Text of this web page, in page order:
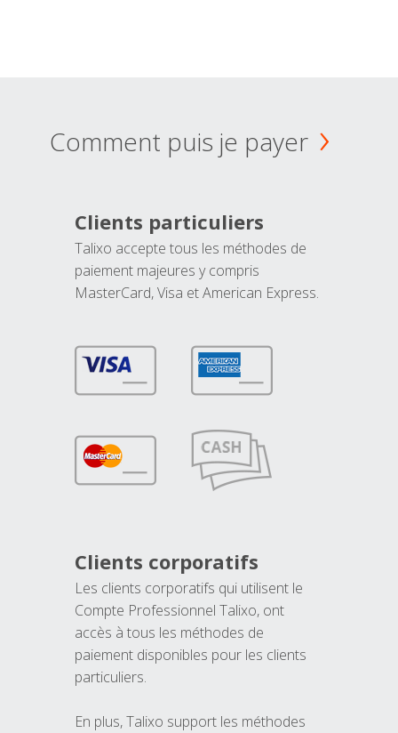
Comment puis je payer
Clients particuliers
Talixo accepte tous les méthodes de
paiement majeures y compris
MasterCard, Visa et American Express.
Clients corporatifs
Les clients corporatifs qui utilisent le
Compte Professionnel Talixo, ont
accès à tous les méthodes de
paiement disponibles pour les clients
particuliers.
En plus, Talixo support les méthodes